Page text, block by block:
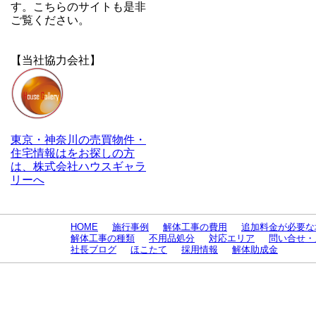
す。こちらのサイトも是非
ご覧ください。
【当社協力会社】
東京・神奈川の売買物件・
住宅情報はをお探しの方
は、株式会社ハウスギャラ
リーへ
HOME 施行事例 解体工事の費用
追加料金が必要
解体工事の種類
不用品処分 対応エリア
問い合せ
社長ブログ
ほこたて 採用情報 解体助成金